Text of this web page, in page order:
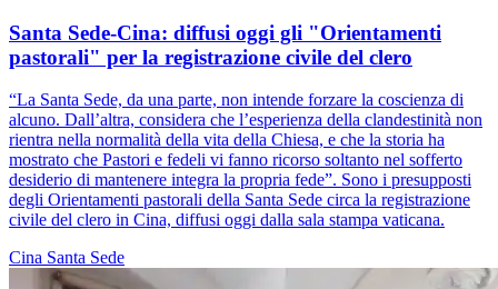
Santa Sede-Cina: diffusi oggi gli "Orientamenti
pastorali" per la registrazione civile del clero
“La Santa Sede, da una parte, non intende forzare la coscienza di
alcuno. Dall’altra, considera che l’esperienza della clandestinità non
rientra nella normalità della vita della Chiesa, e che la storia ha
mostrato che Pastori e fedeli vi fanno ricorso soltanto nel sofferto
desiderio di mantenere integra la propria fede”. Sono i presupposti
degli Orientamenti pastorali della Santa Sede circa la registrazione
civile del clero in Cina, diffusi oggi dalla sala stampa vaticana.
Cina Santa Sede